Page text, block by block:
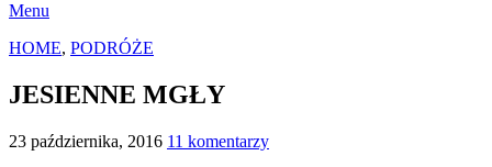
Menu
HOME, PODRÓŻE
JESIENNE MGŁY
23 października, 2016 11 komentarzy